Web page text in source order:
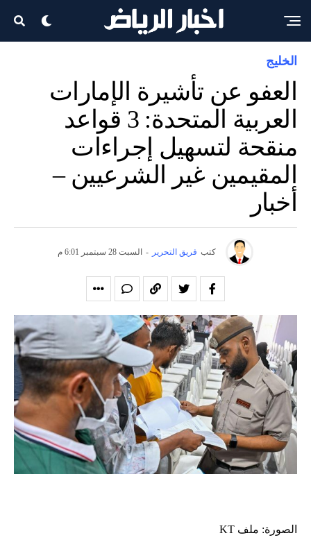
الخليج
العفو عن تأشيرة الإمارات
العربية المتحدة: 3 قواعد
منقحة لتسهيل إجراءات
المقيمين غير الشرعيين –
أخبار
كتب فريق التحرير - السبت 28 سبتمبر 6:01 م
الصورة: ملف KT